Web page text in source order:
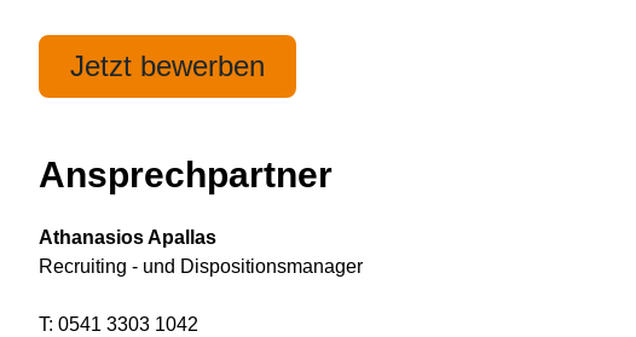
Jetzt bewerben
Ansprechpartner
Athanasios Apallas
Recruiting - und Dispositionsmanager
T: 0541 3303 1042